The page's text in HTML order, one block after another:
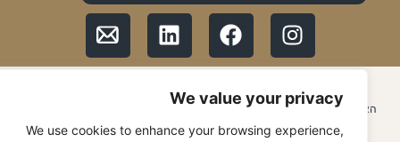
We value your privacy
We use cookies to enhance your browsing experience,
האתר נבנה ע״י עדן וייס – סיסטם להצלחה edenweiss.co.il